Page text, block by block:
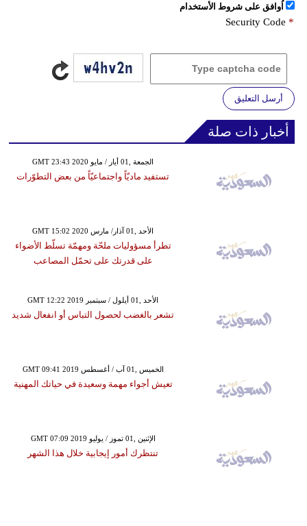
اُوافق على شروط الأستخدام
Security Code *
أرسل التعليق
أخبار ذات صلة
GMT 23:43 2020 الجمعة ,01 أيار / مايو
تستفيد ماديّاً واجتماعيّاً من بعض التطوّرات
GMT 15:02 2020 الأحد ,01 آذار/ مارس
تطرأ مسؤوليات ملحّة ومهمّة تسلّط الأضواء
على قدرتك على تحمّل المصاعب
GMT 12:22 2019 الأحد ,01 أيلول / سبتمبر
تشعر بالغضب لحصول التباس أو انفعال شديد
GMT 09:41 2019 الخميس ,01 آب / أغسطس
تعيش أجواء مهمة وسعيدة في حياتك المهنية
GMT 07:09 2019 الإثنين ,01 تموز / يوليو
تنتظرك أمور إيجابية خلال هذا الشهر